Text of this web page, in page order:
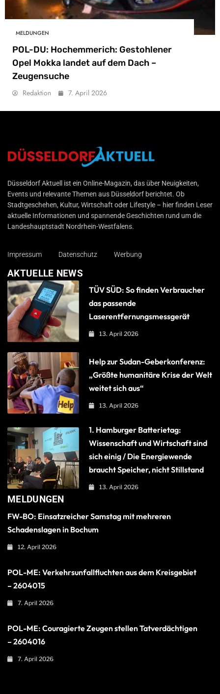
MELDUNGEN
POL-DU: Hochemmerich: Gestohlener
Opel Mokka landet auf dem Dach –
Zeugensuche
Redaktion 7. April 2026
Düsseldorf Aktuell
Düsseldorf Aktuell ist ein Online-Magazin, das über Neuigkeiten,
Events und relevante Themen aus Düsseldorf berichtet. Ob
Stadtgeschehen, Kultur, Wirtschaft oder Lifestyle – hier finden Leser
aktuelle Informationen und spannende Geschichten rund um die
Landeshauptstadt Nordrhein-Westfalens.
Impressum Datenschutz Werbung
AKTUELLE NEWS
TÜV SÜD: So finden Verbraucher
das passende
Laserentfernungsmessgerät
13. April 2026
Help zur Sudan-Geberkonferenz:
„Größte humanitäre Krise der Welt
weitet sich aus“
13. April 2026
1. Hamburger Batterietag:
Wissenschaft und Wirtschaft sind
sich einig / Die Energiewende
braucht Speicher, nicht Stillstand
13. April 2026
MELDUNGEN
FW-BO: Einsatzreicher Samstag mit mehreren
Schadenslagen in Bochum
12. April 2026
POL-ME: Verkehrsunfallfluchten aus dem Kreisgebiet
– 2604015
7. April 2026
POL-ME: Couragierte Zeugen stellen Tatverdächtigen
– 2604016
7. April 2026